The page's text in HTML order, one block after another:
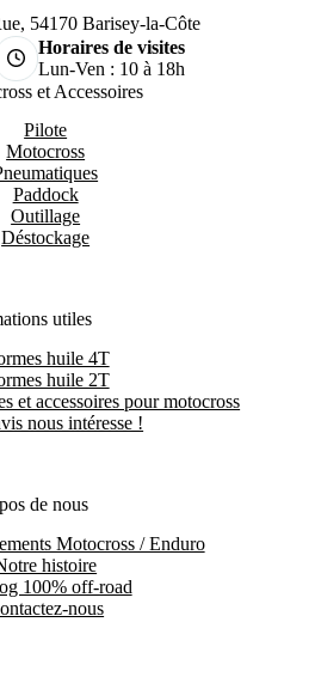
54170 Barisey-la-Côte
Horaires de visites
Lun-Ven : 10 à 18h
et Accessoires
Pilote
Motocross
Paddock
Outillage
Déstockage
utiles
huile 4T
huile 2T
et accessoires pour motocross
nous intéresse !
de nous
Motocross / Enduro
histoire
100% off-road
nous